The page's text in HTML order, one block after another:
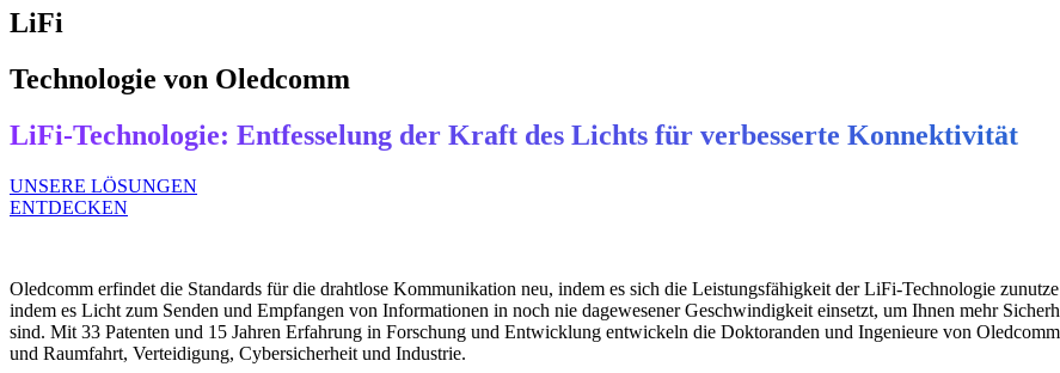
LiFi
Technologie von Oledcomm
LiFi-Technologie: Entfesselung der Kraft des Lichts für verbesserte Konnektivität
UNSERE LÖSUNGEN
ENTDECKEN
Oledcomm erfindet die Standards für die drahtlose Kommunikation neu, indem es sich die Leistungsfähigkeit der LiFi-Technologie
indem es Licht zum Senden und Empfangen von Informationen in noch nie dagewesener Geschwindigkeit einsetzt, um Ihnen mehr
sind. Mit 33 Patenten und 15 Jahren Erfahrung in Forschung und Entwicklung entwickeln die Doktoranden und Ingenieure von
und Raumfahrt, Verteidigung, Cybersicherheit und Industrie.